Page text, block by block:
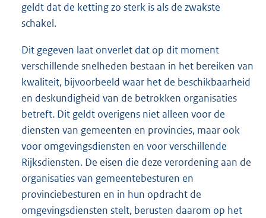
geldt dat de ketting zo sterk is als de zwakste
schakel.
Dit gegeven laat onverlet dat op dit moment
verschillende snelheden bestaan in het bereiken van
kwaliteit, bijvoorbeeld waar het de beschikbaarheid
en deskundigheid van de betrokken organisaties
betreft. Dit geldt overigens niet alleen voor de
diensten van gemeenten en provincies, maar ook
voor omgevingsdiensten en voor verschillende
Rijksdiensten. De eisen die deze verordening aan de
organisaties van gemeentebesturen en
provinciebesturen en in hun opdracht de
omgevingsdiensten stelt, berusten daarom op het